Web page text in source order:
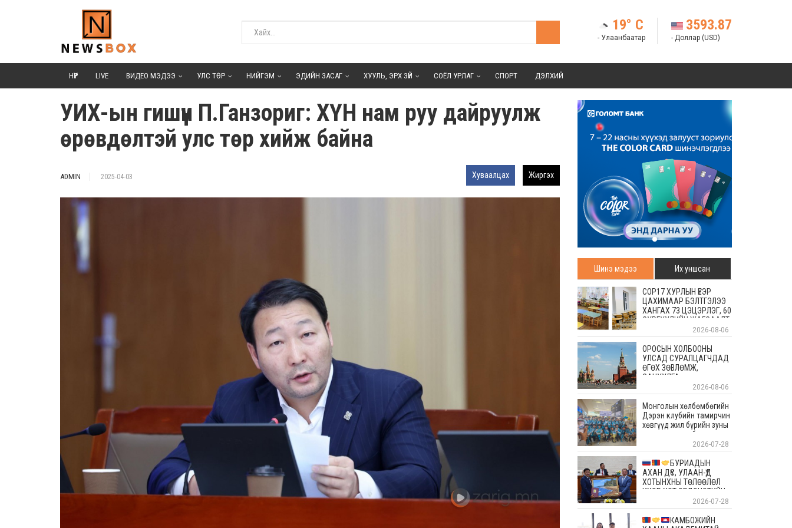
19° C
- Улаанбаатар
3593.87
- Доллар (USD)
НҮҮР LIVE ВИДЕО МЭДЭЭ УЛС ТӨР НИЙГЭМ ЭДИЙН ЗАСАГ ХУУЛЬ, ЭРХ ЗҮЙ СОЁЛ УРЛАГ СПОРТ ДЭЛХИЙ
УИХ-ын гишүүн П.Ганзориг: ХҮН нам руу дайруулж
өрөвдөлтэй улс төр хийж байна
ADMIN 2025-04-03 Хуваалцах Жиргэх
Шинэ мэдээ Их уншсан
COP17 ХУРЛЫН ҮЕЭР
ЦАХИМААР БЭЛТГЭЛЭЭ
ХАНГАХ 73 ЦЭЦЭРЛЭГ, 60
СУРГУУЛИЙН ЖАГСААЛТ
2026-08-06
ОРОСЫН ХОЛБООНЫ
УЛСАД СУРАЛЦАГЧДАД
ӨГӨХ ЗӨВЛӨМЖ,
САНУУЛГА
2026-08-06
Монголын хөлбөмбөгийн
Дэрэн клубийн тамирчин
хөвгүүд жил бүрийн зуны
энэ өдрүүдэд болдог
уламжлалт Скандиновын
орнуудын тэмцээндээ
оролцоод ирлээ
2026-07-28
БУРИАДЫН
АХАН ДҮҮС, УЛААН-ҮД
ХОТЫНХНЫ ТӨЛӨӨЛӨЛ
ИХЭР ХОТ ЭРДЭНЭТИЙН
АЛТАН ОЙД БАЯР
ХҮРГЭЛЭЭ
2026-07-28
КАМБОЖИЙН